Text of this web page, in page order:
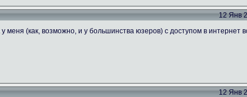
12 Янв
меня (как, возможно, и у большинства юзеров) с доступом в интернет
12 Янв